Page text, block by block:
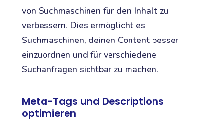
von Suchmaschinen für den Inhalt zu
verbessern. Dies ermöglicht es
Suchmaschinen, deinen Content besser
einzuordnen und für verschiedene
Suchanfragen sichtbar zu machen.
Meta-Tags und Descriptions
optimieren